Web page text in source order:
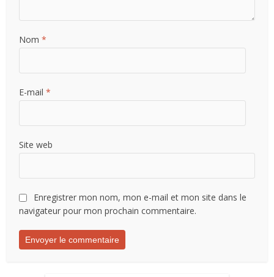
Nom*
E-mail*
Site web
Enregistrer mon nom, mon e-mail et mon site dans le
navigateur pour mon prochain commentaire.